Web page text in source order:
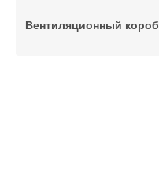
Вентиляционный короб